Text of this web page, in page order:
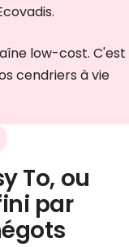
low-cost. C'est
cendriers à vie
To, ou
par